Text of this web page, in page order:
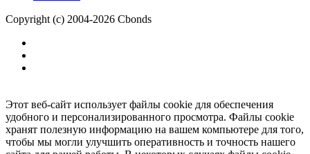
Пользовательское соглашение
Copyright (c) 2004-2026 Cbonds